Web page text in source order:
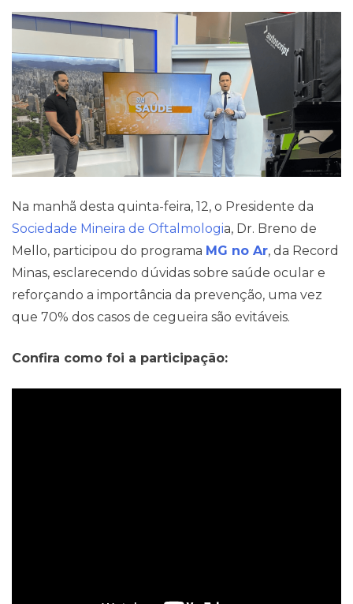
Na manhã desta quinta-feira, 12, o Presidente da
Sociedade Mineira de Oftalmologia, Dr. Breno de
Mello, participou do programa MG no Ar, da Record
Minas, esclarecendo dúvidas sobre saúde ocular e
reforçando a importância da prevenção, uma vez
que 70% dos casos de cegueira são evitáveis.
Confira como foi a participação: